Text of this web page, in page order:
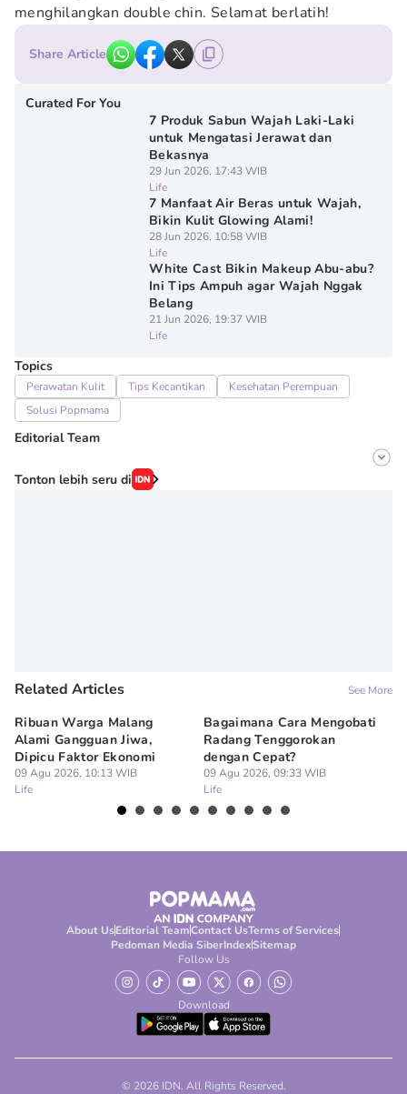
menghilangkan double chin. Selamat berlatih!
Share Article
Curated For You
7 Produk Sabun Wajah Laki-Laki
untuk Mengatasi Jerawat dan
Bekasnya
29 Jun 2026, 17:43 WIB
Life
7 Manfaat Air Beras untuk Wajah,
Bikin Kulit Glowing Alami!
28 Jun 2026, 10:58 WIB
Life
White Cast Bikin Makeup Abu-abu?
Ini Tips Ampuh agar Wajah Nggak
Belang
21 Jun 2026, 19:37 WIB
Life
Topics
Perawatan Kulit Tips Kecantikan
Kesehatan Perempuan
Solusi Popmama
Editorial Team
Editor
Onic Metheany
Tonton lebih seru di
Related Articles See More
Ribuan Warga Malang
Alami Gangguan Jiwa,
Dipicu Faktor Ekonomi
09 Agu 2026, 10:13 WIB
Life
Bagaimana Cara Mengobati
Radang Tenggorokan
dengan Cepat?
09 Agu 2026, 09:33 WIB
Life
About UsEditorial TeamContact UsTerms of Services
Pedoman Media SiberIndexSitemap
Follow Us
Download
© 2026 IDN. All Rights Reserved.